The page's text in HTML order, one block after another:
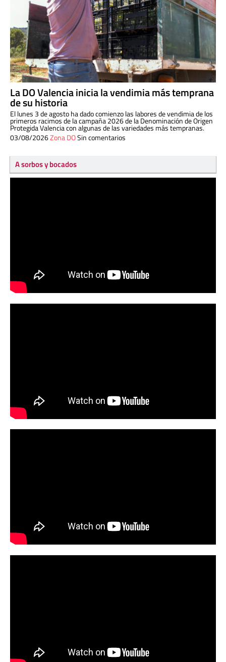
La DO Valencia inicia la vendimia más temprana
de su historia
El lunes 3 de agosto ha dado comienzo las labores de vendimia de los
primeros racimos de la campaña 2026 de la Denominación de Origen
Protegida Valencia con algunas de las variedades más tempranas.
03/08/2026Zona DOSin comentarios
A sorbos y bocados